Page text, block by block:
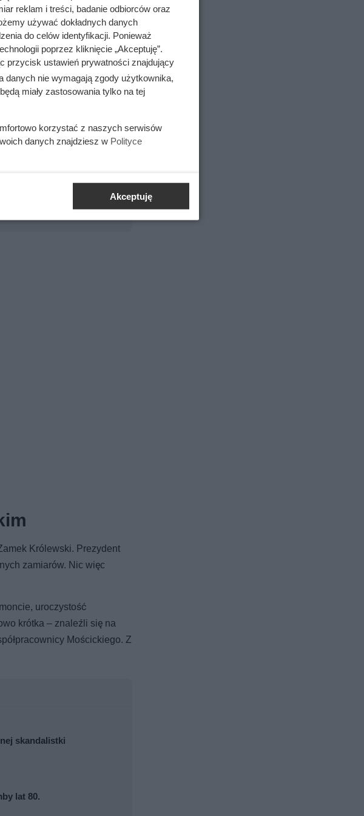
ją „mocno namawiać”,
się skandalu i plotek.
pozostać tajemnicą.
koniec uczniów
Królewski. Prezydent
zamiarów. Nic więc
uroczystość
krótka – znaleźli się na
Mościckiego. Z
skandalistki
lat 80.
reklam i treści, badanie odbiorców oraz
używać dokładnych danych
do celów identyfikacji. Ponieważ
poprzez kliknięcie „Akceptuję”.
przycisk ustawień prywatności znajdujący
danych nie wymagają zgody użytkownika,
miały zastosowania tylko na tej
korzystać z naszych serwisów
danych znajdziesz w Polityce
Akceptuję